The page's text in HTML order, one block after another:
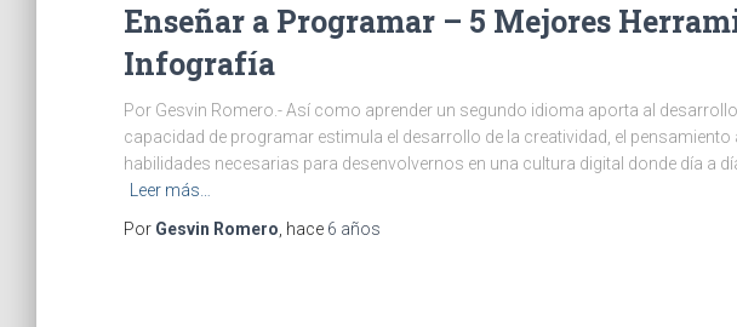
Enseñar a Programar – 5 Mejores
Infografía
Por Gesvin Romero.- Así como aprender un segundo idioma aporta al
capacidad de programar estimula el desarrollo de la creatividad, el
habilidades necesarias para desenvolvernos en una cultura digital donde día a
Leer más…
Por Gesvin Romero , hace 6 años